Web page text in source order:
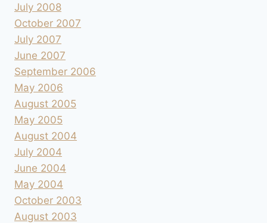
July 2008
October 2007
July 2007
June 2007
September 2006
May 2006
August 2005
May 2005
August 2004
July 2004
June 2004
May 2004
October 2003
August 2003